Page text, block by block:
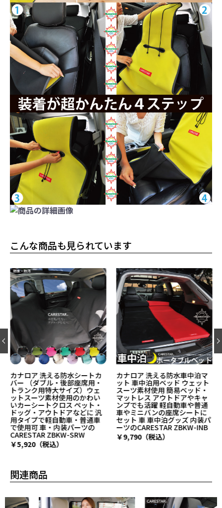
こんな商品も見られています
カナロア 洗える防水シートカ
バー （ダブル・後部座席用・
トランク用特大サイズ）ウェ
ットスーツ素材使用のかわい
いカーシートクロス ペット・
ドッグ・アウトドアなどに 汎
用タイプで軽自動車・普通車
で使用可 車・内装パーツの
CARESTAR ZBKW-SRW
￥5,920（税込）
カナロア 洗える防水車中泊マ
ット 車中泊用ベッド ウェット
スーツ素材使用 簡易ベッド・
マットレス アウトドアやキャ
ンプでも活躍 軽自動車や普通
車やミニバンの座席シートに
セット 車 車中泊グッズ 内装パ
ーツのCARESTAR ZBKW-INB
￥9,790（税込）
関連商品